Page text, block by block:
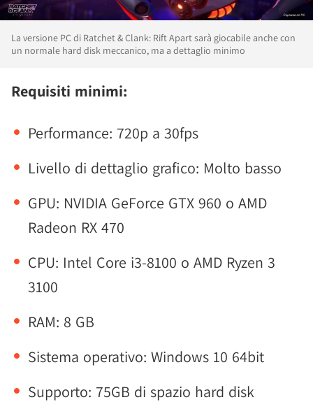
La versione PC di Ratchet & Clank: Rift Apart sarà giocabile anche con
un normale hard disk meccanico, ma a dettaglio minimo
Requisiti minimi:
Performance: 720p a 30fps
Livello di dettaglio grafico: Molto basso
GPU: NVIDIA GeForce GTX 960 o AMD
Radeon RX 470
CPU: Intel Core i3-8100 o AMD Ryzen 3
3100
RAM: 8 GB
Sistema operativo: Windows 10 64bit
Supporto: 75GB di spazio hard disk